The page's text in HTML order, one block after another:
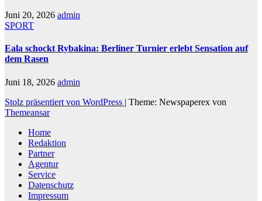
Juni 20, 2026 admin
SPORT
Eala schockt Rybakina: Berliner Turnier erlebt Sensation auf
dem Rasen
Juni 18, 2026 admin
Stolz präsentiert von WordPress | Theme: Newspaperex von
Themeansar
Home
Redaktion
Partner
Agentur
Service
Datenschutz
Impressum